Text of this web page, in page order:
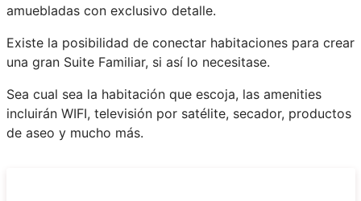
amuebladas con exclusivo detalle.
Existe la posibilidad de conectar habitaciones para crear
una gran Suite Familiar, si así lo necesitase.
Sea cual sea la habitación que escoja, las amenities
incluirán WIFI, televisión por satélite, secador, productos
de aseo y mucho más.